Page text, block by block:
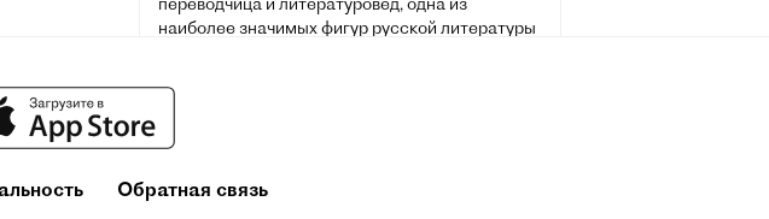
наиболее значимых фигур русской литературы
Обратная связь